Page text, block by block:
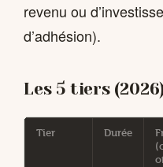
revenu ou
d’adhésion).
Les 5 tiers
Tier Durée